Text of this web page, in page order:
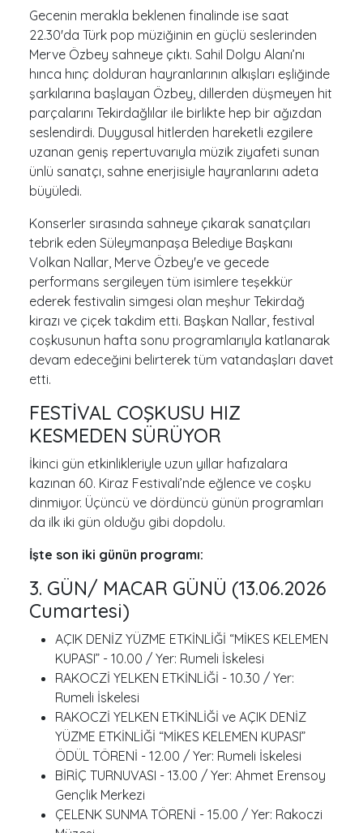
Gecenin merakla beklenen finalinde ise saat
22.30'da Türk pop müziğinin en güçlü seslerinden
Merve Özbey sahneye çıktı. Sahil Dolgu Alanı’nı
hınca hınç dolduran hayranlarının alkışları eşliğinde
şarkılarına başlayan Özbey, dillerden düşmeyen hit
parçalarını Tekirdağlılar ile birlikte hep bir ağızdan
seslendirdi. Duygusal hitlerden hareketli ezgilere
uzanan geniş repertuvarıyla müzik ziyafeti sunan
ünlü sanatçı, sahne enerjisiyle hayranlarını adeta
büyüledi.
Konserler sırasında sahneye çıkarak sanatçıları
tebrik eden Süleymanpaşa Belediye Başkanı
Volkan Nallar, Merve Özbey'e ve gecede
performans sergileyen tüm isimlere teşekkür
ederek festivalin simgesi olan meşhur Tekirdağ
kirazı ve çiçek takdim etti. Başkan Nallar, festival
coşkusunun hafta sonu programlarıyla katlanarak
devam edeceğini belirterek tüm vatandaşları davet
etti.
FESTİVAL COŞKUSU HIZ
KESMEDEN SÜRÜYOR
İkinci gün etkinlikleriyle uzun yıllar hafızalara
kazınan 60. Kiraz Festivali’nde eğlence ve coşku
dinmiyor. Üçüncü ve dördüncü günün programları
da ilk iki gün olduğu gibi dopdolu.
İşte son iki günün programı:
3. GÜN/ MACAR GÜNÜ (13.06.2026
Cumartesi)
AÇIK DENİZ YÜZME ETKİNLİĞİ “MİKES KELEMEN
KUPASI” - 10.00 / Yer: Rumeli İskelesi
RAKOCZİ YELKEN ETKİNLİĞİ - 10.30 / Yer:
Rumeli İskelesi
RAKOCZİ YELKEN ETKİNLİĞİ ve AÇIK DENİZ
YÜZME ETKİNLİĞİ “MİKES KELEMEN KUPASI”
ÖDÜL TÖRENİ - 12.00 / Yer: Rumeli İskelesi
BİRİÇ TURNUVASI - 13.00 / Yer: Ahmet Erensoy
Gençlik Merkezi
ÇELENK SUNMA TÖRENİ - 15.00 / Yer: Rakoczi